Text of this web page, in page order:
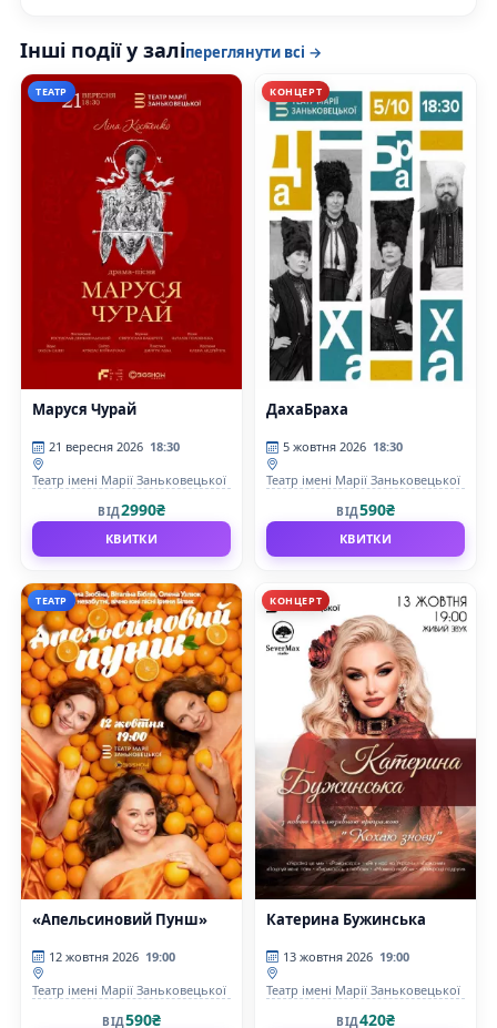
Інші події у заліпереглянути всі →
ТЕАТР
Маруся Чурай
21 вересня 2026 18:30
Театр імені Марії Заньковецької
ВІД2990₴
КВИТКИ
КОНЦЕРТ
ДахаБраха
5 жовтня 2026 18:30
Театр імені Марії Заньковецької
ВІД590₴
КВИТКИ
ТЕАТР
«Апельсиновий Пунш»
12 жовтня 2026 19:00
Театр імені Марії Заньковецької
ВІД590₴
КОНЦЕРТ
Катерина Бужинська
13 жовтня 2026 19:00
Театр імені Марії Заньковецької
ВІД420₴